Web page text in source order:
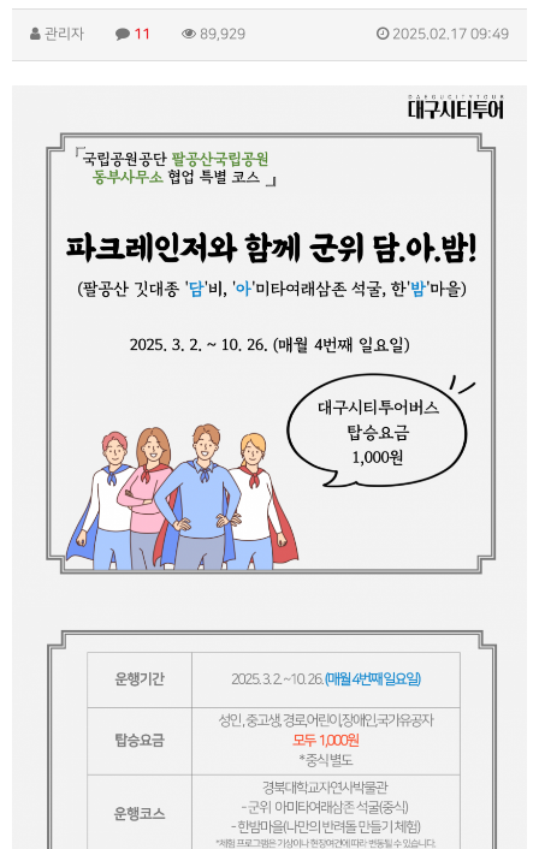
관리자 11 89,929 2025.02.17 09:49